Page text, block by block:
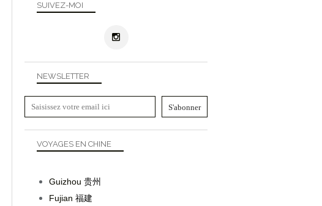
NEWSLETTER
SUIVEZ-MOI
VOYAGES EN CHINE
Guizhou 贵州
Fujian 福建